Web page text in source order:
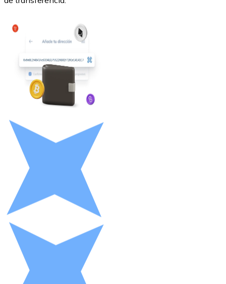
LTC
XRP
Cupons cripto